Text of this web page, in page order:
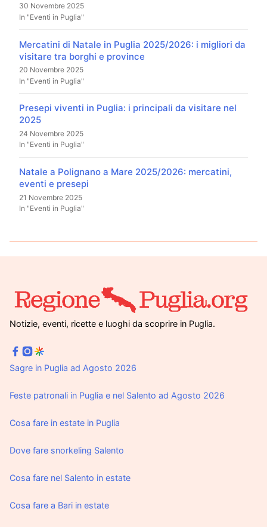
30 Novembre 2025
In "Eventi in Puglia"
Mercatini di Natale in Puglia 2025/2026: i migliori da
visitare tra borghi e province
20 Novembre 2025
In "Eventi in Puglia"
Presepi viventi in Puglia: i principali da visitare nel
2025
24 Novembre 2025
In "Eventi in Puglia"
Natale a Polignano a Mare 2025/2026: mercatini,
eventi e presepi
21 Novembre 2025
In "Eventi in Puglia"
Notizie, eventi, ricette e luoghi da scoprire in Puglia.
Sagre in Puglia ad Agosto 2026
Feste patronali in Puglia e nel Salento ad Agosto 2026
Cosa fare in estate in Puglia
Dove fare snorkeling Salento
Cosa fare nel Salento in estate
Cosa fare a Bari in estate